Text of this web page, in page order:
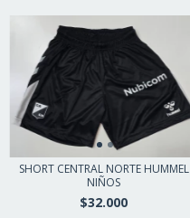
SHORT CENTRAL NORTE HUMMEL
NIÑOS
$32.000